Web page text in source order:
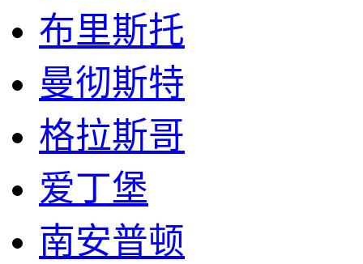
布里斯托
曼彻斯特
格拉斯哥
爱丁堡
南安普顿